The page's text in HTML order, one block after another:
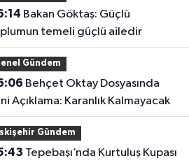
temeli güçlü ailedir
Gündem
Açıklama: Karanlık Kalmayacak
Gündem